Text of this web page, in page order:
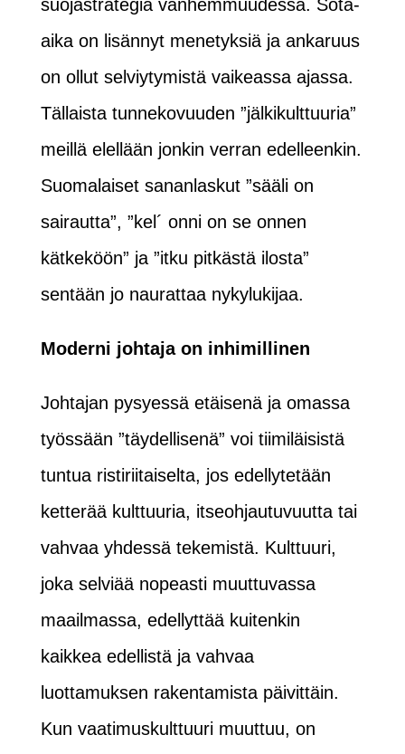
suojastrategia vanhemmuudessa. Sota-
aika on lisännyt menetyksiä ja ankaruus
on ollut selviytymistä vaikeassa ajassa.
Tällaista tunnekovuuden ”jälkikulttuuria”
meillä elellään jonkin verran edelleenkin.
Suomalaiset sananlaskut ”sääli on
sairautta”, ”kel´ onni on se onnen
kätkeköön” ja ”itku pitkästä ilosta”
sentään jo naurattaa nykylukijaa.
Moderni johtaja on inhimillinen
Johtajan pysyessä etäisenä ja omassa
työssään ”täydellisenä” voi tiimiläisistä
tuntua ristiriitaiselta, jos edellytetään
ketterää kulttuuria, itseohjautuvuutta tai
vahvaa yhdessä tekemistä. Kulttuuri,
joka selviää nopeasti muuttuvassa
maailmassa, edellyttää kuitenkin
kaikkea edellistä ja vahvaa
luottamuksen rakentamista päivittäin.
Kun vaatimuskulttuuri muuttuu, on